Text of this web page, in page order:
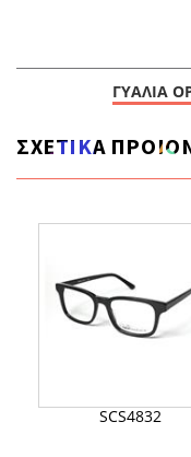
ΓΥΑΛΙΑ
ΣΧΕΤΙΚΑ
SCS4832